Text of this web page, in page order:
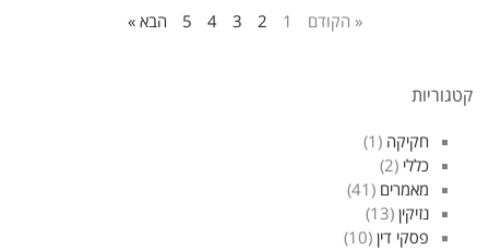
« הקודם 1
2
3
4
5 הבא »
קטגוריות
חקיקה (1)
כללי (2)
מאמרים (41)
נזיקין (13)
פסקי דין (10)